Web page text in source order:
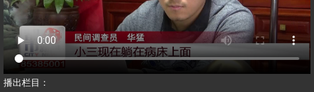
播出栏目：